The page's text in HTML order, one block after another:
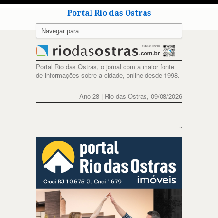
Portal Rio das Ostras
Portal Rio das Ostras, o jornal com a maior fonte
de informações sobre a cidade, online desde 1998.
Ano 28 | Rio das Ostras, 09/08/2026
..